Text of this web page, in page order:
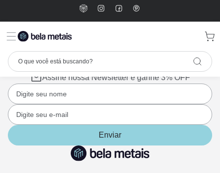
Assine nossa Newsletter e ganhe 3% OFF
Enviar